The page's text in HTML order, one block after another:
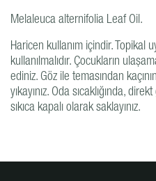
Melaleuca alternifolia Leaf Oil.
Haricen kullanım içindir. Topikal
kullanılmalıdır. Çocukların
ediniz. Göz ile temasından
yıkayınız. Oda sıcaklığında,
sıkıca kapalı olarak saklayınız.